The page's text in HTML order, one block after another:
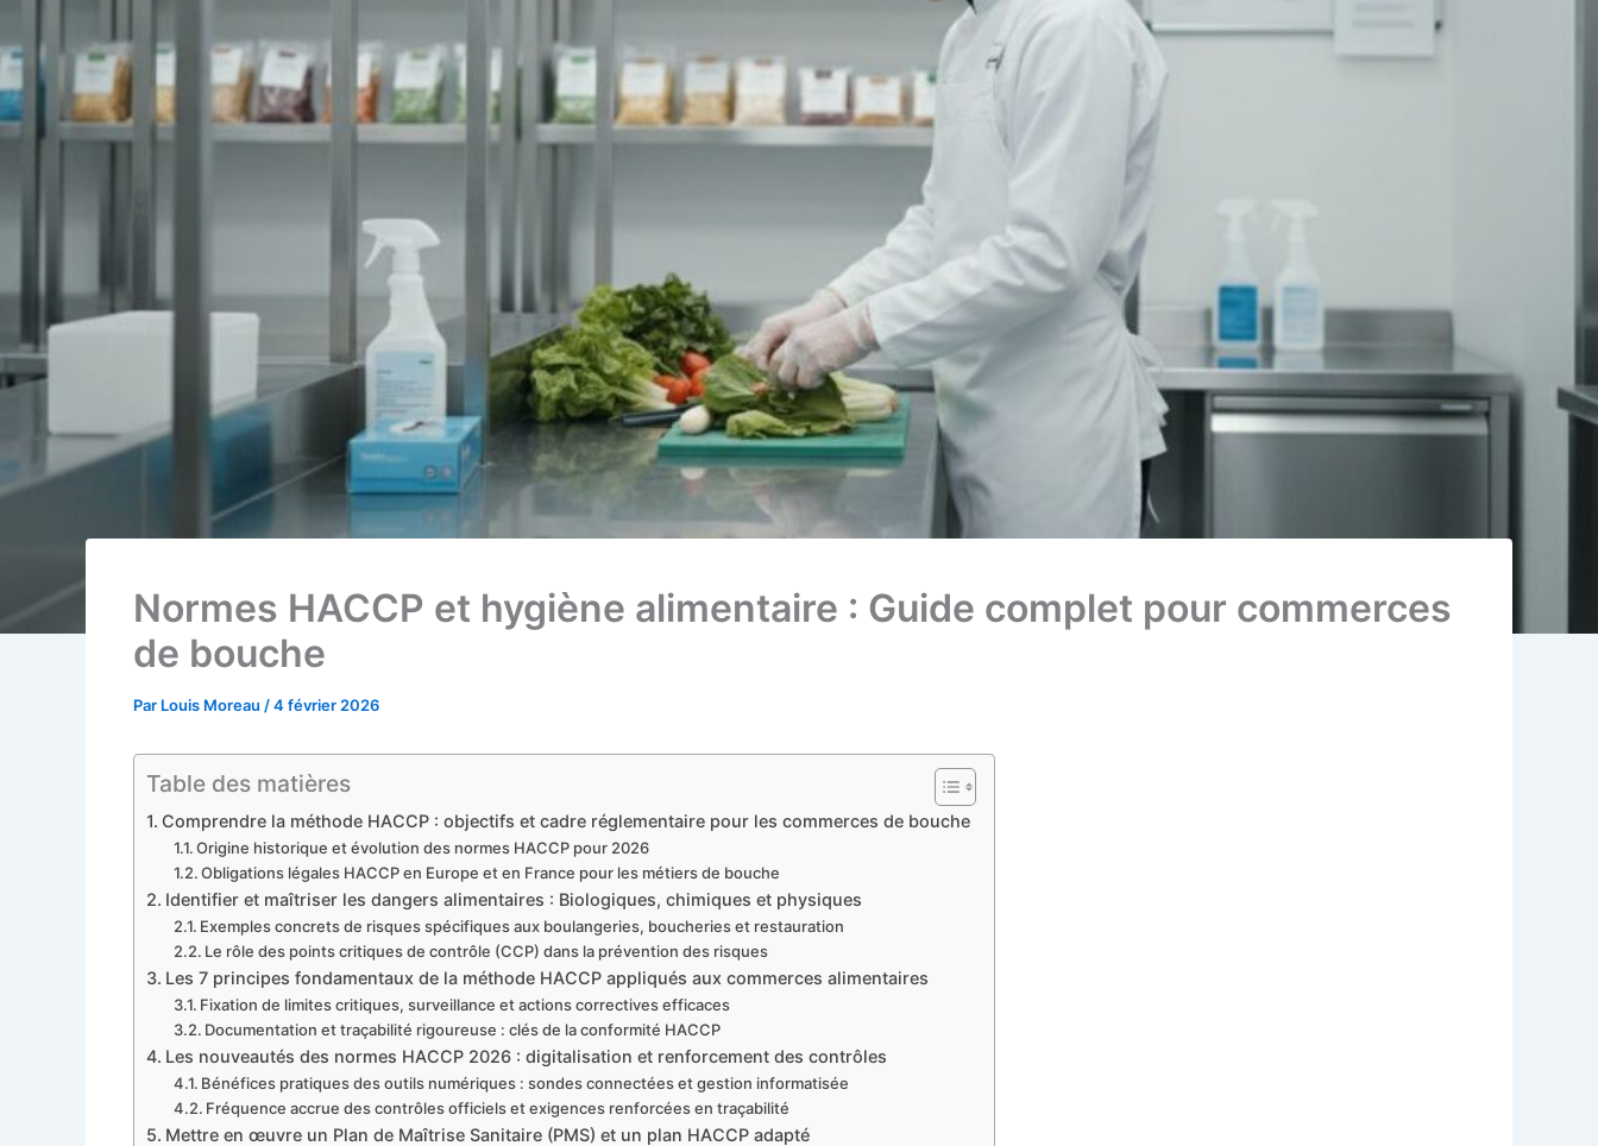
Normes HACCP et hygiène alimentaire : Guide complet pour commerces
de bouche
Par Louis Moreau /4 février 2026
Table des matières
Comprendre la méthode HACCP : objectifs et cadre réglementaire pour les commerces de bouche
Origine historique et évolution des normes HACCP pour 2026
Obligations légales HACCP en Europe et en France pour les métiers de bouche
Identifier et maîtriser les dangers alimentaires : Biologiques, chimiques et physiques
Exemples concrets de risques spécifiques aux boulangeries, boucheries et restauration
Le rôle des points critiques de contrôle (CCP) dans la prévention des risques
Les 7 principes fondamentaux de la méthode HACCP appliqués aux commerces alimentaires
Fixation de limites critiques, surveillance et actions correctives efficaces
Documentation et traçabilité rigoureuse : clés de la conformité HACCP
Les nouveautés des normes HACCP 2026 : digitalisation et renforcement des contrôles
Bénéfices pratiques des outils numériques : sondes connectées et gestion informatisée
Fréquence accrue des contrôles officiels et exigences renforcées en traçabilité
Mettre en œuvre un Plan de Maîtrise Sanitaire (PMS) et un plan HACCP adapté